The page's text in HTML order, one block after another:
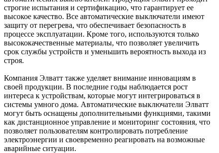
строгие испытания и сертификацию, что гарантирует ее
высокое качество. Все автоматические выключатели имеют
защиту от перегрева, что обеспечивает безопасность в
процессе эксплуатации. Кроме того, используются только
высококачественные материалы, что позволяет увеличить
срок службы устройств и уменьшить вероятность выхода из
строя.
Компания Элватт также уделяет внимание инновациям в
своей продукции. В последние годы наблюдается рост
интереса к устройствам, которые могут интегрироваться в
системы умного дома. Автоматические выключатели Элватт
могут быть оснащены дополнительными функциями, такими
как дистанционное управление и мониторинг состояния, что
позволяет пользователям контролировать потребление
электроэнергии и своевременно реагировать на возможные
аварийные ситуации.